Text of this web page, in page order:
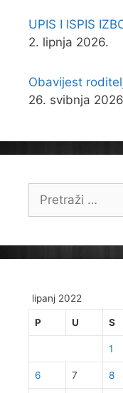
UPIS I ISPIS
2. lipnja 2026.
Obavijest
26. svibnja
lipanj 2022
P U S
1
6 7 8